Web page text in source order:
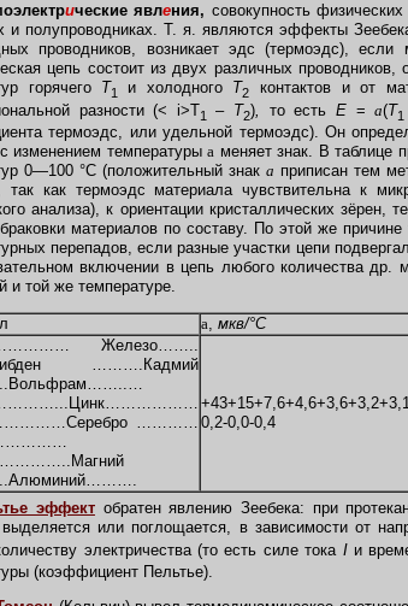
ические явления, совокупность
и полупроводниках. Т. я. являются эффекты
проводников, возникает эдс (термоэдс),
цепь состоит из двух различных проводников,
горячего T1 и холодного T2 контактов и от
разности (< i>T1 – T2) то есть Е = a(T1
термоэдс, или удельной термоэдс). Он
изменением температуры a меняет знак. В таблице
0—100 °С (положительный знак a приписан тем
так как термоэдс материала чувствительна к
анализа), к ориентации кристаллических
материалов по составу. По этой же
перепадов, если разные участки цепи
включении в цепь любого количества
и той же температуре.
a, мкв/°С
Железо……..
……….Кадмий
………… 0,2-0,0-0,4
эффект обратен явлению Зеебека: при
или поглощается, в зависимости от
электричества (то есть силе тока Iи
(коэффициент Пельтье).